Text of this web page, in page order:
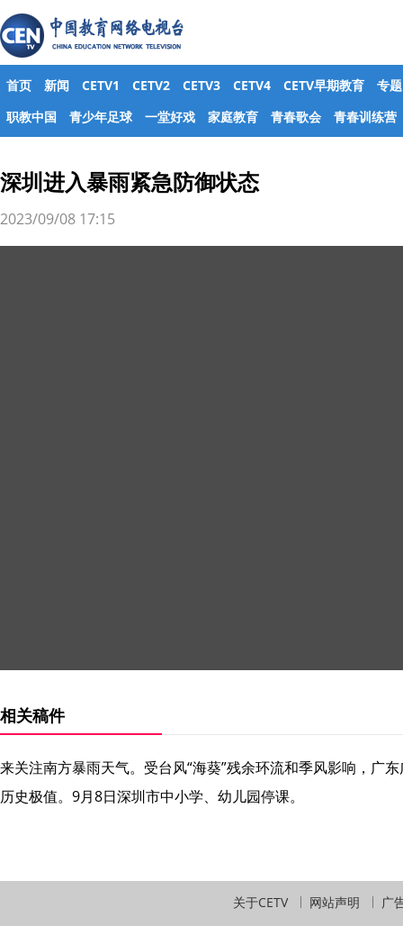
首页 新闻 CETV1 CETV2 CETV3 CETV4 CETV早期教育
专题
职教中国
青少年足球 一堂好戏 家庭教育 青春歌会 青春训练营
深圳进入暴雨紧急防御状态
2023/09/08 17:15
相关稿件
来关注南方暴雨天气。受台风“海葵”残余环流和季风影响，广
历史极值。9月8日深圳市中小学、幼儿园停课。
关于CETV 网站声明 广